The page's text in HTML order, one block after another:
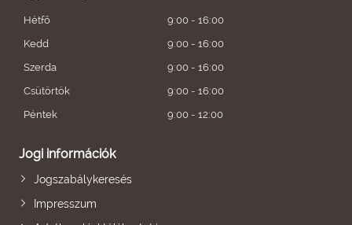
Hétfő
9:00 - 16:00
Kedd
9:00 - 16:00
Szerda
9:00 - 16:00
Csütörtök
9:00 - 16:00
Péntek
9:00 - 12:00
Jogi információk
Jogszabálykeresés
Impresszum